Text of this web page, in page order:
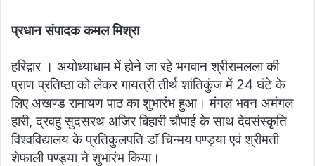
प्रधान संपादक कमल मिश्रा
हरिद्वार । अयोध्याधाम में होने जा रहे भगवान श्रीरामलला की
प्राण प्रतिष्ठा को लेकर गायत्री तीर्थ शांतिकुंज में 24 घंटे के
लिए अखण्ड रामायण पाठ का शुभारंभ हुआ। मंगल भवन अमंगल
हारी, द्रवहु सुदसरथ अजिर बिहारी चौपाई के साथ देवसंस्कृति
विश्वविद्यालय के प्रतिकुलपति डॉ चिन्मय पण्ड्या एवं श्रीमती
शेफाली पण्ड्या ने शुभारंभ किया।